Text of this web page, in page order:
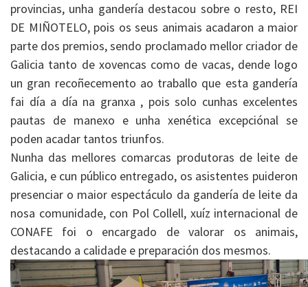
provincias, unha gandería destacou sobre o resto, REI
DE MIÑOTELO, pois os seus animais acadaron a maior
parte dos premios, sendo proclamado mellor criador de
Galicia tanto de xovencas como de vacas, dende logo
un gran recoñecemento ao traballo que esta gandería
fai día a día na granxa , pois solo cunhas excelentes
pautas de manexo e unha xenética excepciónal se
poden acadar tantos triunfos.
Nunha das mellores comarcas produtoras de leite de
Galicia, e cun público entregado, os asistentes puideron
presenciar o maior espectáculo da gandería de leite da
nosa comunidade, con Pol Collell, xuíz internacional de
CONAFE foi o encargado de valorar os animais,
destacando a calidade e preparación dos mesmos.